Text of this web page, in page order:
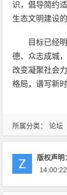
所属分类： 论坛
识，倡导简约
生态文明建设
目标已经
德、众志成城
改变凝聚社会
格局，谱写新
版权声明
14:00:22